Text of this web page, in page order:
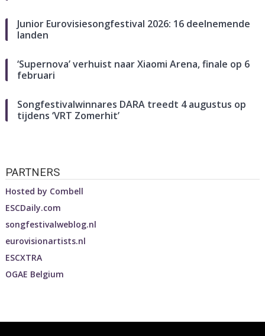
Junior Eurovisiesongfestival 2026: 16 deelnemende
landen
‘Supernova’ verhuist naar Xiaomi Arena, finale op 6
februari
Songfestivalwinnares DARA treedt 4 augustus op
tijdens ‘VRT Zomerhit’
PARTNERS
Hosted by Combell
ESCDaily.com
songfestivalweblog.nl
eurovisionartists.nl
ESCXTRA
OGAE Belgium